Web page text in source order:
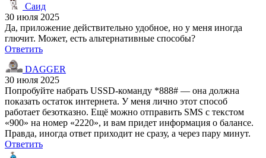
Саид
30 июля 2025
Да, приложение действительно удобное, но у меня иногда
глючит. Может, есть альтернативные способы?
Ответить
DAGGER
30 июля 2025
Попробуйте набрать USSD-команду *888# — она должна
показать остаток интернета. У меня лично этот способ
работает безотказно. Ещё можно отправить SMS с текстом
«900» на номер «2220», и вам придет информация о балансе.
Правда, иногда ответ приходит не сразу, а через пару минут.
Ответить